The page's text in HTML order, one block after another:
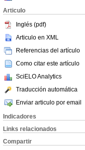
Articulo
Inglés (pdf)
Articulo en XML
Referencias del artículo
Como citar este artículo
SciELO Analytics
Traducción automática
Enviar articulo por email
Indicadores
Links relacionados
Compartir